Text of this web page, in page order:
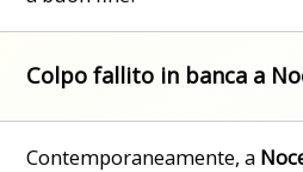
Colpo fallito in banca a
Contemporaneamente, a